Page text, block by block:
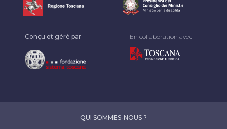
Conçu et géré par En collaboration avec
QUI SOMMES-NOUS ?